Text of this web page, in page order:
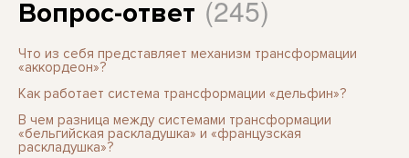
Вопрос-ответ (245)
Что из себя представляет механизм трансформации
«аккордеон»?
Как работает система трансформации «дельфин»?
В чем разница между системами трансформации
«бельгийская раскладушка» и «французская
раскладушка»?